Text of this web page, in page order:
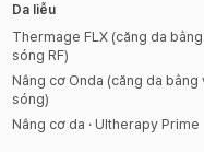
Da liễu
Thermage FLX (căng da bằng
sóng RF)
Nâng cơ Onda (căng da bằng
sóng)
Nâng cơ da · Ultherapy Prime